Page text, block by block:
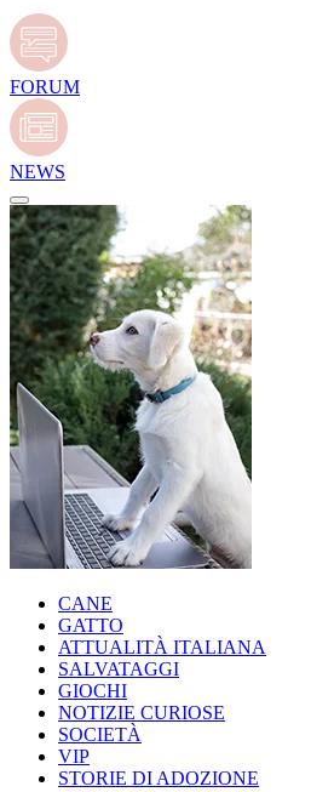
FORUM
NEWS
CANE
GATTO
ATTUALITÀ ITALIANA
SALVATAGGI
GIOCHI
NOTIZIE CURIOSE
SOCIETÀ
VIP
STORIE DI ADOZIONE